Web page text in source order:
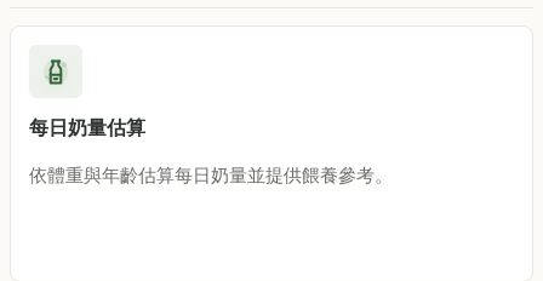
每日奶量估算
依體重與年齡估算每日奶量並提供餵養參考。